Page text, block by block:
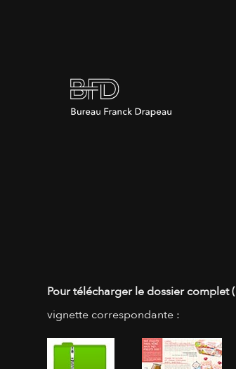
Pour télécharger le dossier complet
vignette correspondante :